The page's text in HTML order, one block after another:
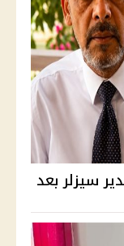
سيزلر بعد